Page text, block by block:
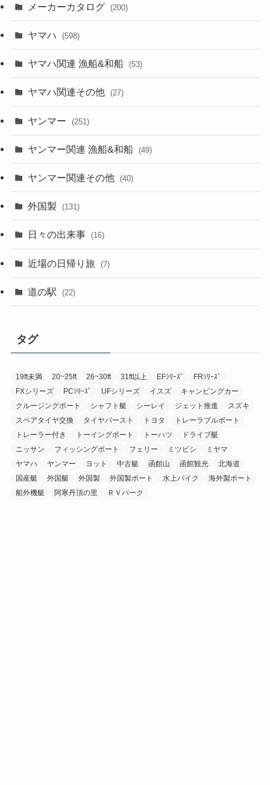
メーカーカタログ (200)
ヤマハ (598)
ヤマハ関連 漁船&和船 (53)
ヤマハ関連その他 (27)
ヤンマー (251)
ヤンマー関連 漁船&和船 (49)
ヤンマー関連その他 (40)
外国製 (131)
日々の出来事 (16)
近場の日帰り旅 (7)
道の駅 (22)
タグ
19ft未満 20~25ft 26~30ft 31ft以上 EFｼﾘｰｽﾞ
FRｼﾘｰｽﾞ
FXシリーズ
PCｼﾘｰｽﾞ UFシリーズ イスズ
キャンピングカー
クルージングボート
シャフト艇 シーレイ ジェット推進
スズキ
スペアタイヤ交換
タイヤバースト トヨタ
トレーラブルボート
トレーラー付き
トーイングボート トーハツ
ドライブ艇
ニッサン
フィッシングボート フェリー ミツビシ
ミヤマ
ヤマハ
ヤンマー ヨット 中古艇 函館山 函館観光
北海道
国産艇
外国艇 外国製 外国製ボート 水上バイク
海外製ボート
船外機艇
阿寒丹頂の里 ＲＶパーク